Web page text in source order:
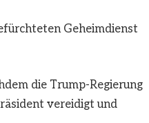
Geheimdienst
die Trump-Regierung
vereidigt und